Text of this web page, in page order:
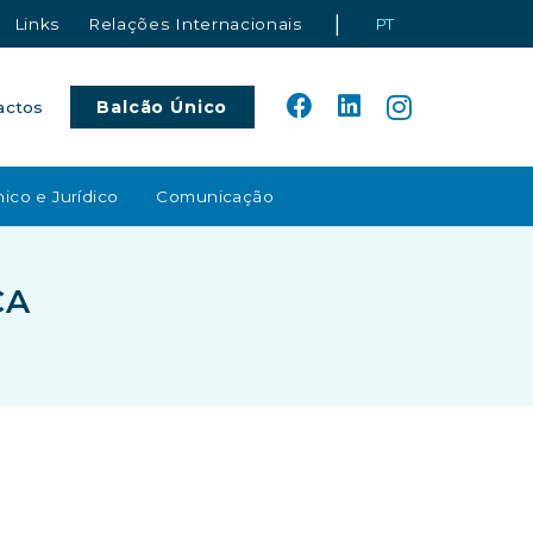
Links Relações Internacionais | PT
Balcão Único
e Jurídico Comunicação